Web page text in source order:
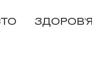
ЗДОРОВ'Я